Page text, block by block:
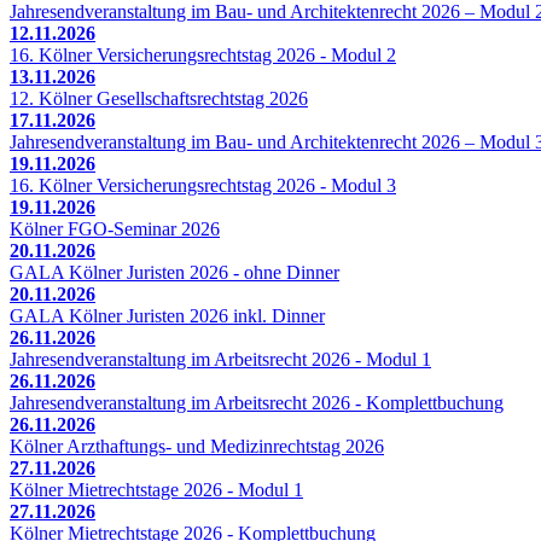
Jahresendveranstaltung im Bau- und Architektenrecht 2026 – Modul
12.11.2026
16. Kölner Versicherungsrechtstag 2026 - Modul 2
13.11.2026
12. Kölner Gesellschaftsrechtstag 2026
17.11.2026
Jahresendveranstaltung im Bau- und Architektenrecht 2026 – Modul
19.11.2026
16. Kölner Versicherungsrechtstag 2026 - Modul 3
19.11.2026
Kölner FGO-Seminar 2026
20.11.2026
GALA Kölner Juristen 2026 - ohne Dinner
20.11.2026
GALA Kölner Juristen 2026 inkl. Dinner
26.11.2026
Jahresendveranstaltung im Arbeitsrecht 2026 - Modul 1
26.11.2026
Jahresendveranstaltung im Arbeitsrecht 2026 - Komplettbuchung
26.11.2026
Kölner Arzthaftungs- und Medizinrechtstag 2026
27.11.2026
Kölner Mietrechtstage 2026 - Modul 1
27.11.2026
Kölner Mietrechtstage 2026 - Komplettbuchung